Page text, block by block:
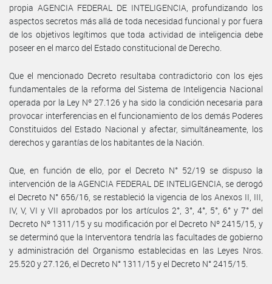
propia AGENCIA FEDERAL DE INTELIGENCIA, profundizando los
aspectos secretos más allá de toda necesidad funcional y por fuera
de los objetivos legítimos que toda actividad de inteligencia debe
poseer en el marco del Estado constitucional de Derecho.
Que el mencionado Decreto resultaba contradictorio con los ejes
fundamentales de la reforma del Sistema de Inteligencia Nacional
operada por la Ley Nº 27.126 y ha sido la condición necesaria para
provocar interferencias en el funcionamiento de los demás Poderes
Constituidos del Estado Nacional y afectar, simultáneamente, los
derechos y garantías de los habitantes de la Nación.
Que, en función de ello, por el Decreto N° 52/19 se dispuso la
intervención de la AGENCIA FEDERAL DE INTELIGENCIA, se derogó
el Decreto N° 656/16, se restableció la vigencia de los Anexos II, III,
IV, V, VI y VII aprobados por los artículos 2°, 3°, 4°, 5°, 6° y 7° del
Decreto Nº 1311/15 y su modificación por el Decreto Nº 2415/15, y
se determinó que la Interventora tendría las facultades de gobierno
y administración del Organismo establecidas en las Leyes Nros.
25.520 y 27.126, el Decreto N° 1311/15 y el Decreto N° 2415/15.